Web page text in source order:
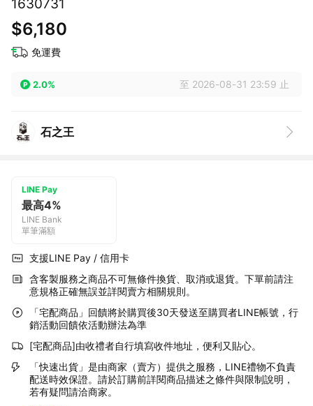
1630731
$6,180
免運費
2.0% 至 2026-08-31 23:59 止
石之王
LINE Pay
最高4%
LINE Bank
單筆滿額
支援LINE Pay / 信用卡
含客製服務之商品不可無條件換貨、取消或退貨。下單前請注
意規格正確無誤並詳閱賣方相關規則。
「宅配商品」回饋將於購買後30天發送至購買者LINE帳號，行
銷活動回饋依活動辦法為準
[宅配商品]由收禮者自行填寫收件地址，便利又貼心。
「快速出貨」是由商家（賣方）提供之服務，LINE禮物不負責
配送時效保證。請於訂購前詳閱商品描述之條件與限制說明，
若有疑問請洽商家。